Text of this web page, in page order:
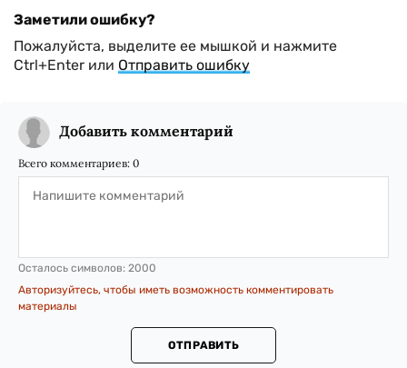
Заметили ошибку?
Пожалуйста, выделите ее мышкой и нажмите
Ctrl+Enter или Отправить ошибку
Добавить комментарий
Всего комментариев: 0
Осталось символов: 2000
Авторизуйтесь, чтобы иметь возможность комментировать
материалы
ОТПРАВИТЬ